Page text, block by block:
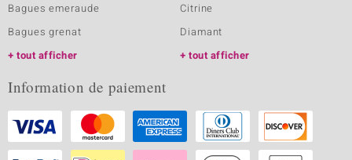
Bagues emeraude
Bagues grenat
tout afficher
Citrine
Diamant
tout afficher
Information de paiement